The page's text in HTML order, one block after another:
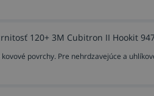
120+ 3M Cubitron II Hookit
povrchy. Pre nehrdzavejúce a